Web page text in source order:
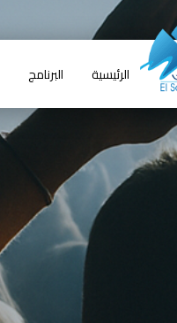
الرئيسية البرنامج